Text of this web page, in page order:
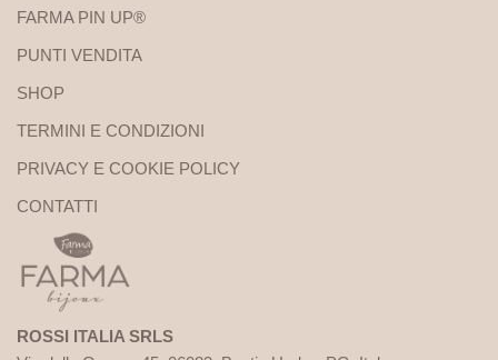
FARMA PIN UP®
PUNTI VENDITA
SHOP
TERMINI E CONDIZIONI
PRIVACY E COOKIE POLICY
CONTATTI
ROSSI ITALIA SRLS